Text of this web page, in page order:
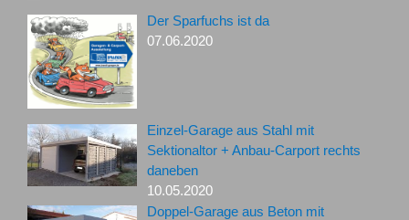
Der Sparfuchs ist da
07.06.2020
Einzel-Garage aus Stahl mit
Sektionaltor + Anbau-Carport rechts
daneben
10.05.2020
Doppel-Garage aus Beton mit